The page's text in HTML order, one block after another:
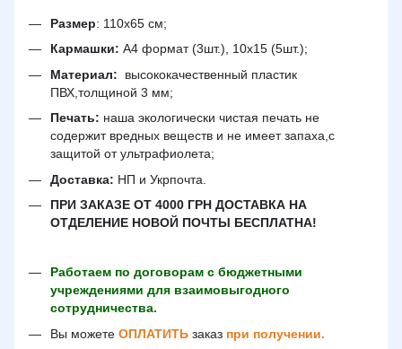
Размер: 110х65 см;
Кармашки: А4 формат (3шт.), 10х15 (5шт.);
Материал:
высококачественный пластик
ПВХ,толщиной 3 мм;
Печать: наша экологически чистая печать не
содержит вредных веществ и не имеет запаха,с
защитой от ультрафиолета;
Доставка: НП и Укрпочта.
ПРИ ЗАКАЗЕ ОТ 4000 ГРН ДОСТАВКА НА
ОТДЕЛЕНИЕ НОВОЙ ПОЧТЫ БЕСПЛАТНА!
Работаем по договорам с бюджетными
учреждениями для взаимовыгодного
сотрудничества.
Вы можете ОПЛАТИТЬ заказ при получении.